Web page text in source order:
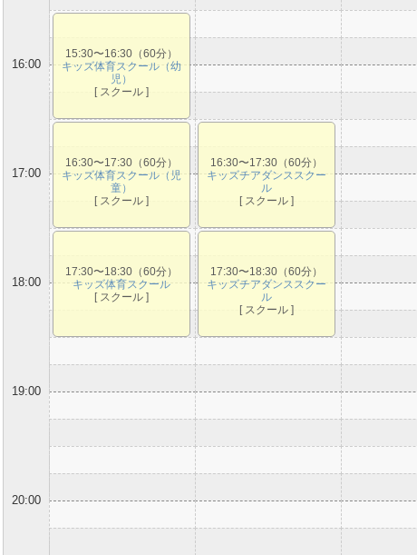
16:00
17:00
18:00
19:00
20:00
15:30〜16:30（60分）
キッズ体育スクール（幼
児）
[ スクール ]
16:30〜17:30（60分）
キッズ体育スクール（児
童）
[ スクール ]
17:30〜18:30（60分）
キッズ体育スクール
[ スクール ]
16:30〜17:30（60分）
キッズチアダンススクー
ル
[ スクール ]
17:30〜18:30（60分）
キッズチアダンススクー
ル
[ スクール ]